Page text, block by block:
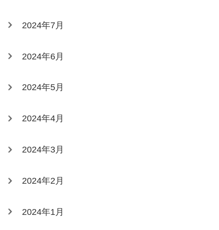
2024年7月
2024年6月
2024年5月
2024年4月
2024年3月
2024年2月
2024年1月